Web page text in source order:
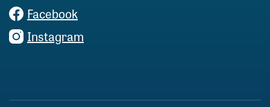
Facebook
Instagram